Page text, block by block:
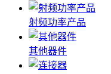
射频功率产品
其他器件